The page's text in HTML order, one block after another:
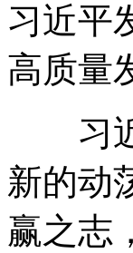
习近平
高质量
习近
新的动
赢之志